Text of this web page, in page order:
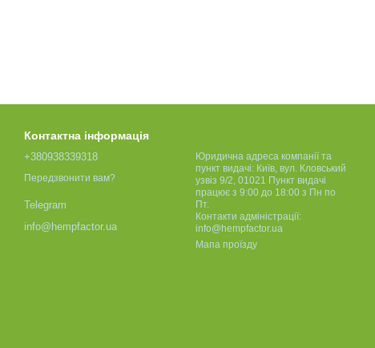
Контактна інформація
+380938339318
Передзвонити вам?
Telegram
info@hempfactor.ua
Юридична адреса компанії та
пункт видачі: Київ, вул. Кловський
узвіз 9/2, 01021 Пункт видачі
працює з 9:00 до 18:00 з Пн по
Пт.
Контакти адміністрації:
info@hempfactor.ua
Мапа проїзду